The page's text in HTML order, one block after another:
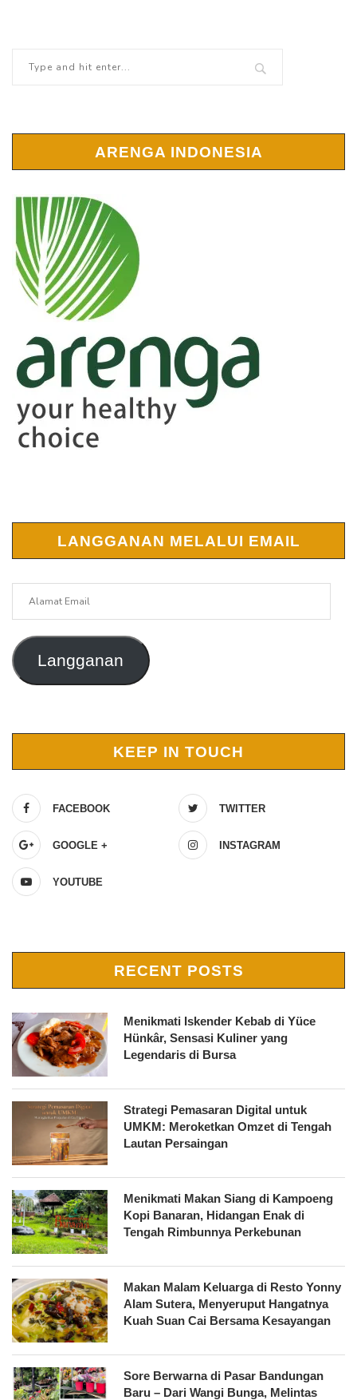
ARENGA INDONESIA
LANGGANAN MELALUI EMAIL
Langganan
KEEP IN TOUCH
FACEBOOK TWITTER
GOOGLE + INSTAGRAM
YOUTUBE
RECENT POSTS
Menikmati Iskender Kebab di Yüce
Hünkâr, Sensasi Kuliner yang
Legendaris di Bursa
Strategi Pemasaran Digital untuk
UMKM: Meroketkan Omzet di Tengah
Lautan Persaingan
Menikmati Makan Siang di Kampoeng
Kopi Banaran, Hidangan Enak di
Tengah Rimbunnya Perkebunan
Makan Malam Keluarga di Resto Yonny
Alam Sutera, Menyeruput Hangatnya
Kuah Suan Cai Bersama Kesayangan
Sore Berwarna di Pasar Bandungan
Baru – Dari Wangi Bunga, Melintas